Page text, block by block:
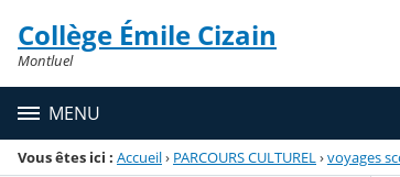
Menu de la rubrique
Contenu
Collège Émile Cizain
Montluel
MENU
Vous êtes ici : Accueil› PARCOURS CULTUREL›voyages